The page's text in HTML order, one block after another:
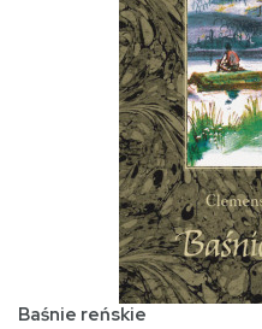
Baśnie reńskie